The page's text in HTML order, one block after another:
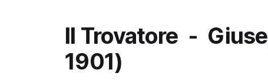
Il Trovatore -
1901)